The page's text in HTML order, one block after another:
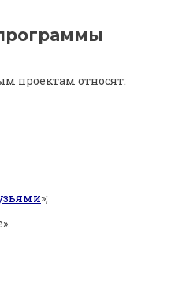
проектам относят:
»;